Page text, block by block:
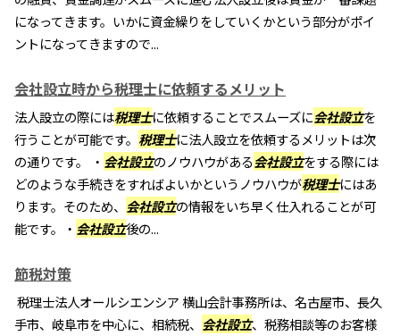
になってきます。いかに資金繰りをしていくかという部分がポイ
ントになってきますので...
会社設立時から税理士に依頼するメリット
法人設立の際には税理士に依頼することでスムーズに会社設立を
行うことが可能です。 税理士に法人設立を依頼するメリットは次
の通りです。 ・ 会社設立のノウハウがある会社設立をする際には
どのような手続きをすればよいかというノウハウが税理士にはあ
ります。そのため、 会社設立の情報をいち早く仕入れることが可
能です。・ 会社設立後の...
節税対策
税理士法人オールシエンシア 横山会計事務所は、名古屋市、長久
手市、岐阜市を中心に、相続税、 会社設立、税務相談等のお客様